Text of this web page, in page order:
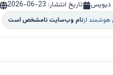
دیویس تاریخ انتشار: 2026-06-23
هوشمند ازنام وب‌سایت نامشخص است